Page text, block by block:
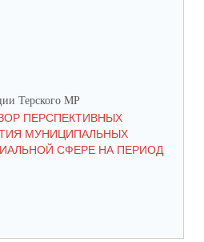
Терского МР
ПЕРСПЕКТИВНЫХ
МУНИЦИПАЛЬНЫХ